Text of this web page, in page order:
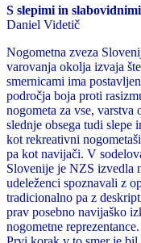
S slepimi in
Daniel Videtič
Nogometna zveza
varovanja okolja izvaja
smernicami ima
področja boja proti
nogometa za vse,
slednje obsega tudi
kot rekreativni
pa kot navijači. V
Slovenije je NZS izvedla
udeleženci spoznavali z
tradicionalno pa z
prav posebno navijaško
nogometne reprezentance.